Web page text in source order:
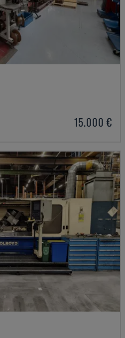
15.000 €